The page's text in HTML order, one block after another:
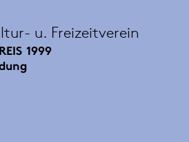
u. Freizeitverein
1999